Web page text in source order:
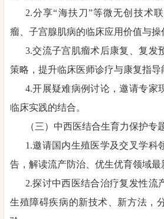
2.分享“海扶刀”等微无创技术
瘤、子宫腺肌病的临床应用价值与操
3.交流子宫肌瘤术后康复、复发
策略，提升临床医师诊疗与康复指导
4.开展疑难病例讨论，邀请专家
临床实践的结合。
（三）中西医结合生育力保护专
1.邀请国内生殖医学及交叉学科
告，解读流产防治、优生优育领域最
2.探讨中西医结合治疗复发性流
生殖障碍疾病的新技术、新方法，